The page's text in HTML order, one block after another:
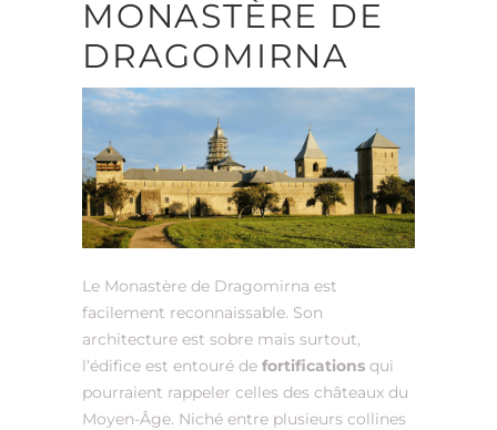
MONASTÈRE DE
DRAGOMIRNA
Le Monastère de Dragomirna est
facilement reconnaissable. Son
architecture est sobre mais surtout,
l’édifice est entouré de fortifications qui
pourraient rappeler celles des châteaux du
Moyen-Âge. Niché entre plusieurs collines